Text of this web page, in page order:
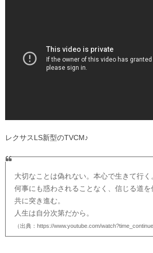
レクサスLS新型のTVCM♪
大切なことは偽れない。本心で生きて行く
何事にも惑わされることなく、信じる道を
共に突き進む。
人生は自分次第だから。
（出典：https://www.youtube.com/